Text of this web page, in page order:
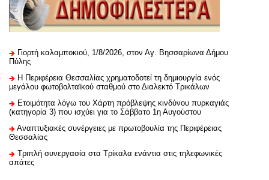
Γιορτή καλαμποκιού, 1/8/2026, στον Αγ. Βησσαρίωνα Δήμου
Πύλης
H Περιφέρεια Θεσσαλίας χρηματοδοτεί τη δημιουργία ενός
μεγάλου φωτοβολταϊκού σταθμού στο Διαλεκτό Τρικάλων
Ετοιμότητα λόγω του Χάρτη πρόβλεψης κινδύνου πυρκαγιάς
(κατηγορία 3) που ισχύει για το Σάββατο 1η Αυγούστου
Αναπτυξιακές συνέργειες με πρωτοβουλία της Περιφέρειας
Θεσσαλίας
Τριπλή συνεργασία στα Τρίκαλα ενάντια στις τηλεφωνικές
απάτες